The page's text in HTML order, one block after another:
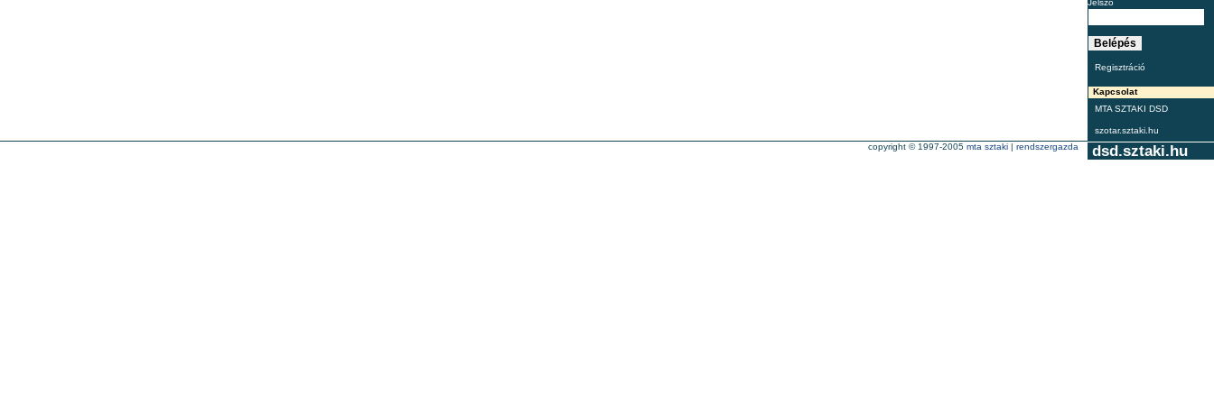
Jelszó
Regisztráció
Kapcsolat
MTA SZTAKI DSD
szotar.sztaki.hu
dsd.sztaki.hu
copyright © 1997-2005 mta sztaki | rendszergazda